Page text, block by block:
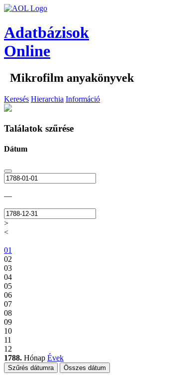
Adatbázisok
Online
Mikrofilm anyakönyvek
Keresés Hierarchia Információ
Találatok szűrése
Dátum
—
>
<
01
02
03
04
05
06
07
08
09
10
11
12
1788. Hónap Évek
Szűrés dátumra Összes dátum